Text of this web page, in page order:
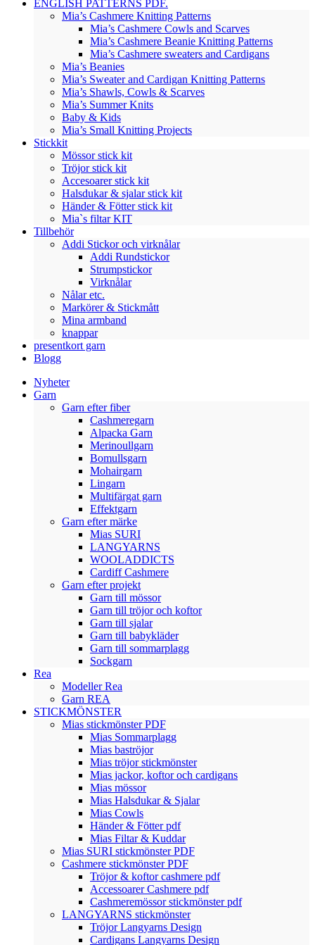
ENGLISH PATTERNS PDF.
Mia’s Cashmere Knitting Patterns
Mia’s Cashmere Cowls and Scarves
Mia’s Cashmere Beanie Knitting Patterns
Mia’s Cashmere sweaters and Cardigans
Mia’s Beanies
Mia’s Sweater and Cardigan Knitting Patterns
Mia’s Shawls, Cowls & Scarves
Mia’s Summer Knits
Baby & Kids
Mia’s Small Knitting Projects
Stickkit
Mössor stick kit
Tröjor stick kit
Accesoarer stick kit
Halsdukar & sjalar stick kit
Händer & Fötter stick kit
Mia`s filtar KIT
Tillbehör
Addi Stickor och virknålar
Addi Rundstickor
Strumpstickor
Virknålar
Nålar etc.
Markörer & Stickmått
Mina armband
knappar
presentkort garn
Blogg
Nyheter
Garn
Garn efter fiber
Cashmeregarn
Alpacka Garn
Merinoullgarn
Bomullsgarn
Mohairgarn
Lingarn
Multifärgat garn
Effektgarn
Garn efter märke
Mias SURI
LANGYARNS
WOOLADDICTS
Cardiff Cashmere
Garn efter projekt
Garn till mössor
Garn till tröjor och koftor
Garn till sjalar
Garn till babykläder
Garn till sommarplagg
Sockgarn
Rea
Modeller Rea
Garn REA
STICKMÖNSTER
Mias stickmönster PDF
Mias Sommarplagg
Mias baströjor
Mias tröjor stickmönster
Mias jackor, koftor och cardigans
Mias mössor
Mias Halsdukar & Sjalar
Mias Cowls
Händer & Fötter pdf
Mias Filtar & Kuddar
Mias SURI stickmönster PDF
Cashmere stickmönster PDF
Tröjor & koftor cashmere pdf
Accessoarer Cashmere pdf
Cashmeremössor stickmönster pdf
LANGYARNS stickmönster
Tröjor Langyarns Design
Cardigans Langyarns Design